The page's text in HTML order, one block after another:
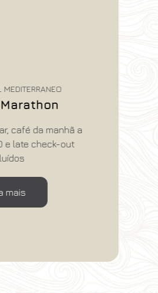
MEDITERRANEO
café da manhã a
e late check-out
mais